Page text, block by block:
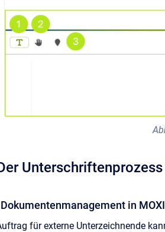
in
für externe Unterzeichnende